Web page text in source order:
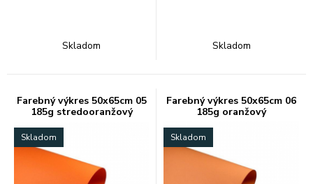
Skladom Skladom
Farebný výkres 50x65cm 05
185g stredooranžový
Skladom
Farebný výkres 50x65cm 06
185g oranžový
Skladom